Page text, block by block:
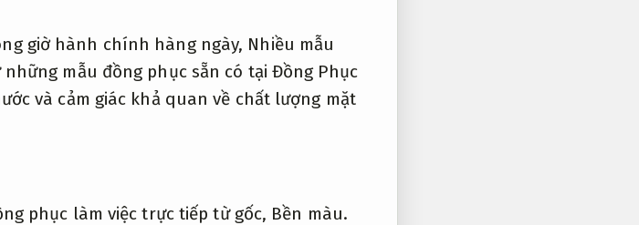
giờ hành chính hàng ngày, Nhiều mẫu
mẫu đồng phục sẵn có tại Đồng Phục
và cảm giác khả quan về chất lượng mặt
phục làm việc trực tiếp từ gốc, Bền màu.